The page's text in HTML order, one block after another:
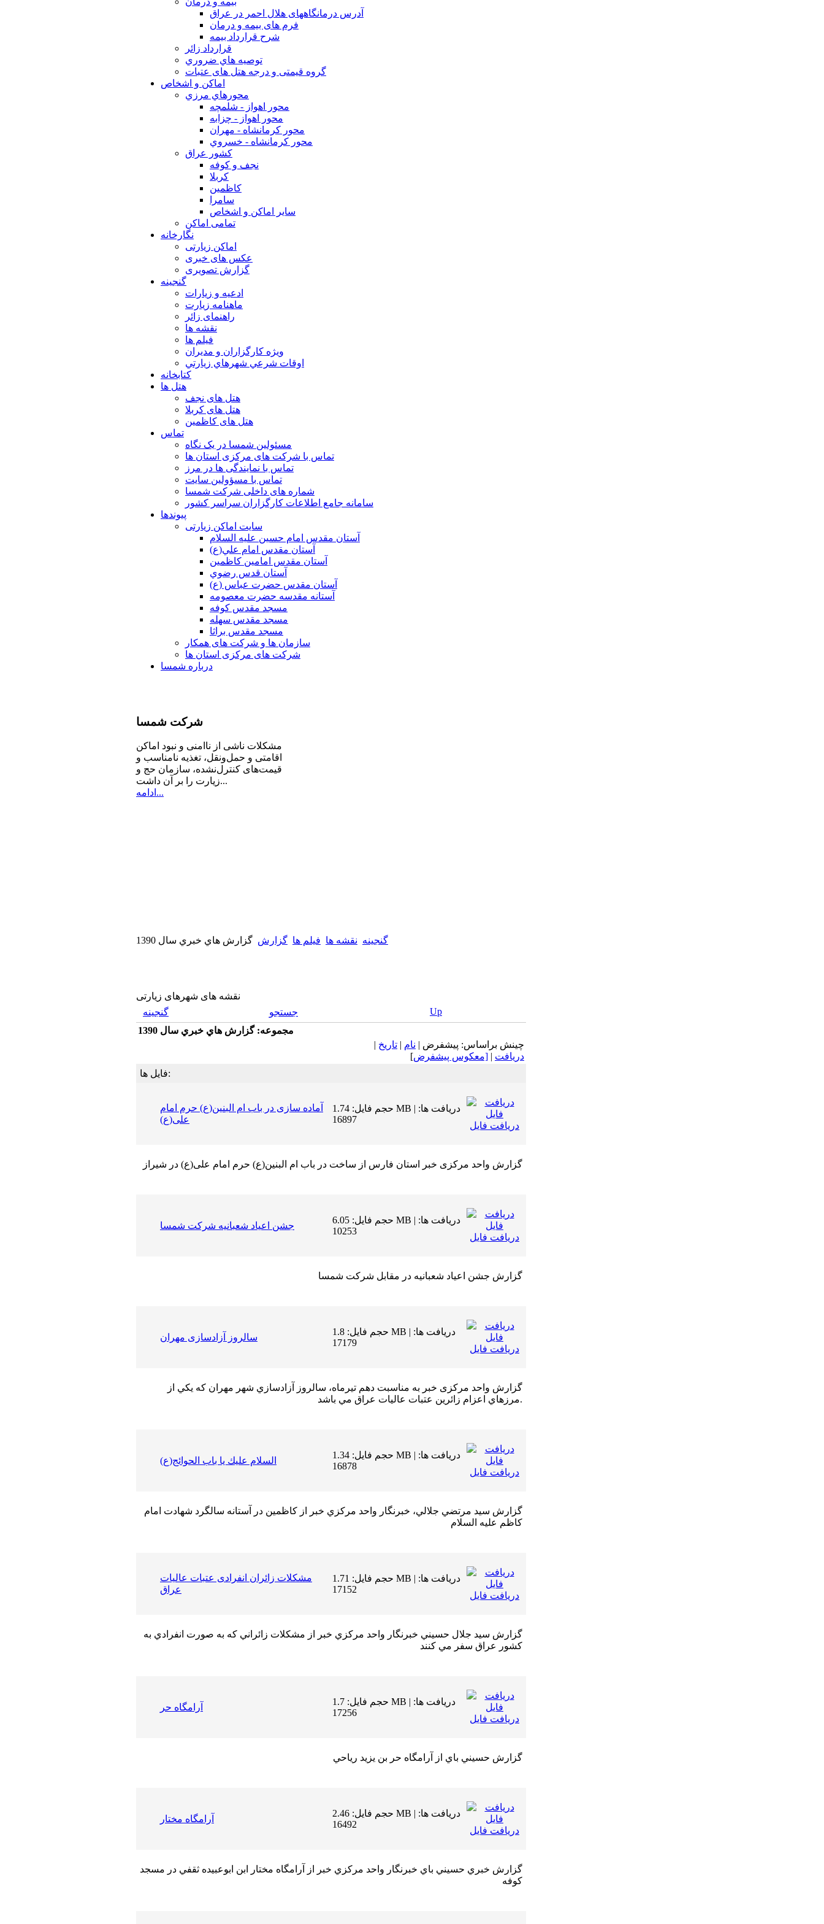
آدرس درمانگاههای هلال احمر در عراق
فرم های بیمه و درمان
شرح قرارداد بیمه
قرارداد زائر
توصيه هاي ضروري
گروه قیمتی و درجه هتل های عتبات
اماکن و اشخاص
محورهاي مرزي
محور اهواز - شلمچه
محور اهواز - چزابه
محور كرمانشاه - مهران
محور كرمانشاه - خسروي
كشور عراق
نجف و كوفه
كربلا
كاظمين
سامرا
ساير اماكن و اشخاص
تمامی اماکن
نگارخانه
اماکن زیارتی
عکس های خبری
گزارش تصویری
گنجینه
ادعیه و زیارات
ماهنامه زیارت
راهنمای زائر
نقشه ها
فیلم ها
ويژه كارگزاران و مديران
اوقات شرعي شهرهاي زيارتي
کتابخانه
هتل ها
هتل های نجف
هتل های کربلا
هتل های کاظمین
تماس
مسئولین شمسا در یک نگاه
تماس با شرکت های مرکزی استان ها
تماس با نمایندگی ها در مرز
تماس با مسؤولین سایت
شماره های داخلی شرکت شمسا
سامانه جامع اطلاعات کارگزاران سراسر کشور
پیوندها
سایت اماکن زیارتی
آستان مقدس امام حسين عليه السلام
آستان مقدس امام علي(ع)
آستان مقدس امامين كاظمين
آستان قدس رضوي
آستان مقدس حضرت عباس (ع)
آستانه مقدسه حضرت معصومه
مسجد مقدس كوفه
مسجد مقدس سهله
مسجد مقدس براثا
سازمان ها و شرکت های همکار
شرکت های مرکزی استان ها
درباره شمسا
شرکت شمسا
مشكلات ناشی از ناامنی و نبود اماكن
اقامتی و حمل‌ونقل، تغذیه‌ نامناسب و
قیمت‌های كنترل‌نشده، سازمان حج و
زیارت را بر آن داشت...
ادامه...
گنجینه نقشه ها فيلم ها گزارش گزارش هاي خبري سال 1390
نقشه های شهرهای زیارتی
گنجینه
جستجو
Up
مجموعه: گزارش هاي خبري سال 1390
چينش براساس: پيشفرض | نام | تاريخ |
دريافت | [معكوس پيشفرض]
فایل ها:
آماده سازی در باب ام البنین(ع) حرم امام
علی(ع)
حجم فایل: 1.74 MB | دریافت ها:
16897
دریافت فایل
گزارش واحد مرکزی خبر استان فارس از ساخت در باب ام البنین(ع) حرم امام علی(ع) در شیراز
جشن اعیاد شعبانیه شرکت شمسا
حجم فایل: 6.05 MB | دریافت ها:
10253
دریافت فایل
گزارش جشن اعیاد شعبانیه در مقابل شرکت شمسا
سالروز آزادسازی مهران
حجم فایل: 1.8 MB | دریافت ها:
17179
دریافت فایل
گزارش واحد مرکزی خبر به مناسبت دهم تیرماه، سالروز آزادسازي شهر مهران كه يكي از
مرزهاي اعزام زائرين عتبات عاليات عراق مي باشد.
السلام عليك يا باب الحوائج(ع)
حجم فایل: 1.34 MB | دریافت ها:
16878
دریافت فایل
گزارش سيد مرتضي جلالي، خبرنگار واحد مركزي خبر از كاظمين در آستانه سالگرد شهادت امام
كاظم عليه السلام
مشکلات زائران انفرادی عتبات عالیات
عراق
حجم فایل: 1.71 MB | دریافت ها:
17152
دریافت فایل
گزارش سيد جلال حسيني خبرنگار واحد مركزي خبر از مشكلات زائراني كه به صورت انفرادي به
كشور عراق سفر مي كنند
آرامگاه حر
حجم فایل: 1.7 MB | دریافت ها:
17256
دریافت فایل
گزارش حسيني باي از آرامگاه حر بن يزيد رياحي
آرامگاه مختار
حجم فایل: 2.46 MB | دریافت ها:
16492
دریافت فایل
گزارش خبري حسيني باي خبرنگار واحد مركزي خبر از آرامگاه مختار ابن ابوعبيده ثقفي در مسجد
كوفه